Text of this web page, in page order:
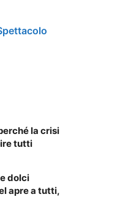
la crisi
tutti
dolci
apre a tutti,